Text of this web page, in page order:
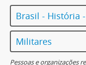
Brasil - História
Militares
Pessoas e organizações